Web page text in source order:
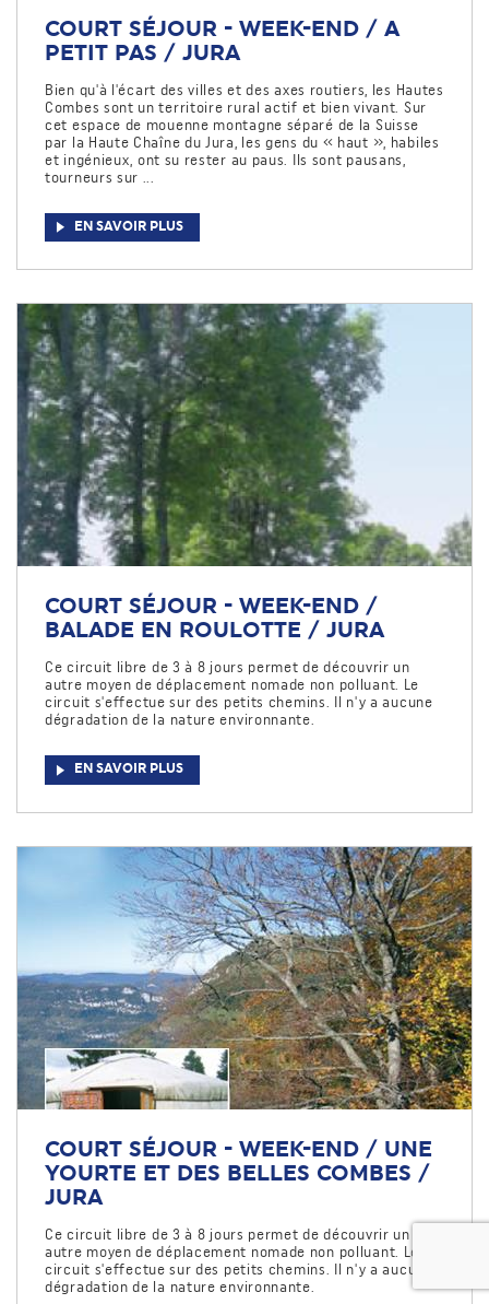
COURT SÉJOUR - WEEK-END / A
PETIT PAS / JURA
Bien qu'à l'écart des villes et des axes routiers, les Hautes
Combes sont un territoire rural actif et bien vivant. Sur
cet espace de mouenne montagne séparé de la Suisse
par la Haute Chaîne du Jura, les gens du « haut », habiles
et ingénieux, ont su rester au paus. Ils sont pausans,
tourneurs sur ...
EN SAVOIR PLUS
COURT SÉJOUR - WEEK-END /
BALADE EN ROULOTTE / JURA
Ce circuit libre de 3 à 8 jours permet de découvrir un
autre moyen de déplacement nomade non polluant. Le
circuit s'effectue sur des petits chemins. Il n'y a aucune
dégradation de la nature environnante.
EN SAVOIR PLUS
COURT SÉJOUR - WEEK-END / UNE
YOURTE ET DES BELLES COMBES /
JURA
Ce circuit libre de 3 à 8 jours permet de découvrir un
autre moyen de déplacement nomade non polluant. Le
circuit s'effectue sur des petits chemins. Il n'y a aucune
dégradation de la nature environnante.